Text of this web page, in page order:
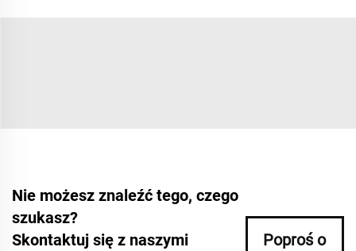
Nie możesz znaleźć tego, czego
szukasz?
Skontaktuj się z naszymi
Poproś o